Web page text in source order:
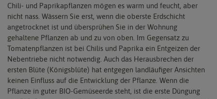
Chili- und Paprikapflanzen mögen es warm und feucht, aber
nicht nass. Wässern Sie erst, wenn die oberste Erdschicht
angetrocknet ist und übersprühen Sie in der Wohnung
gehaltene Pflanzen ab und zu von oben. Im Gegensatz zu
Tomatenpflanzen ist bei Chilis und Paprika ein Entgeizen der
Nebentriebe nicht notwendig. Auch das Herausbrechen der
ersten Blüte (Königsblüte) hat entgegen landläufiger Ansichten
keinen Einfluss auf die Entwicklung der Pflanze. Wenn die
Pflanze in guter BIO-Gemüseerde steht, ist die erste Düngung